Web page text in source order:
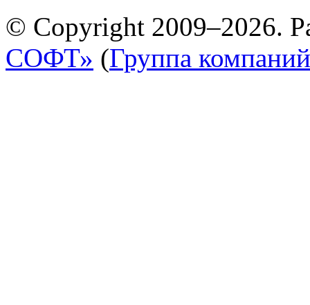
© Copyright 2009–2026.
СОФТ» (Группа